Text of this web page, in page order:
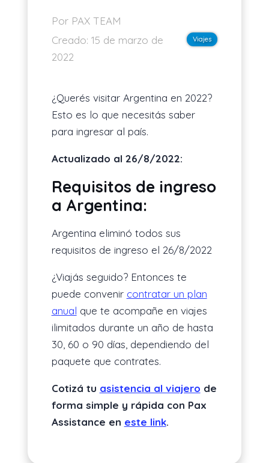
Por PAX TEAM
Creado: 15 de marzo de
2022
Viajes
¿Querés visitar Argentina en 2022?
Esto es lo que necesitás saber
para ingresar al país.
Actualizado al 26/8/2022:
Requisitos de ingreso
a Argentina:
Argentina eliminó todos sus
requisitos de ingreso el 26/8/2022
¿Viajás seguido? Entonces te
puede convenir contratar un plan
anual que te acompañe en viajes
ilimitados durante un año de hasta
30, 60 o 90 días, dependiendo del
paquete que contrates.
Cotizá tu asistencia al viajero de
forma simple y rápida con Pax
Assistance en este link.